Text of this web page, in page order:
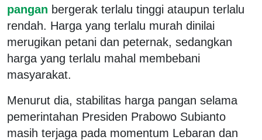
pangan bergerak terlalu tinggi ataupun terlalu
rendah. Harga yang terlalu murah dinilai
merugikan petani dan peternak, sedangkan
harga yang terlalu mahal membebani
masyarakat.
Menurut dia, stabilitas harga pangan selama
pemerintahan Presiden Prabowo Subianto
masih terjaga pada momentum Lebaran dan